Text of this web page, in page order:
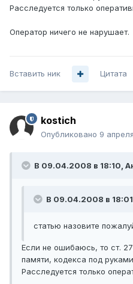
Расследуется только
Оператор ничего не нарушает.
Вставить ник Цитата
kostich
Опубликовано 9
В 09.04.2008 в 18:10,
В 09.04.2008 в
статью назовите
Если не ошибаюсь, то ст.
памяти, кодекса под
Расследуется только